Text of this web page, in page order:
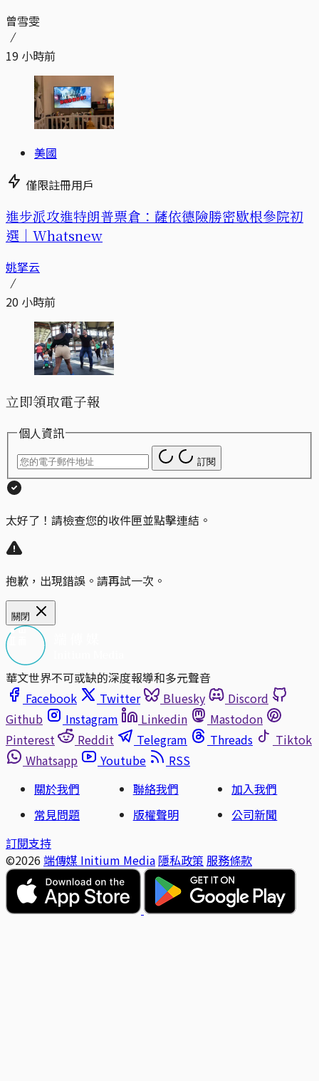
曾雪雯
19 小時前
美國
僅限註冊用戶
進步派攻進特朗普票倉：薩依德險勝密歇根參院初
選｜Whatsnew
姚拏云
20 小時前
立即領取電子報
個人資訊
訂閱
太好了！請檢查您的收件匣並點擊連結。
抱歉，出現錯誤。請再試一次。
關閉
華文世界不可或缺的深度報導和多元聲音
Facebook
Twitter Bluesky
Discord
Github
Instagram Linkedin
Mastodon
Pinterest
Reddit Telegram Threads
Tiktok
Whatsapp
Youtube
RSS
關於我們
聯絡我們
加入我們
常見問題
版權聲明
公司新聞
訂閱支持
©2026 端傳媒 Initium Media 隱私政策 服務條款